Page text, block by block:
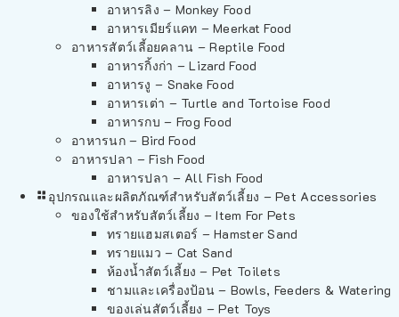
อาหารลิง – Monkey Food
อาหารเมียร์แคท – Meerkat Food
อาหารสัตว์เลี้อยคลาน – Reptile Food
อาหารกิ้งก่า – Lizard Food
อาหารงู – Snake Food
อาหารเต่า – Turtle and Tortoise Food
อาหารกบ – Frog Food
อาหารนก – Bird Food
อาหารปลา – Fish Food
อาหารปลา – All Fish Food
อุปกรณและผลิตภัณฑ์สำหรับสัตว์เลี้ยง – Pet Accessories
ของใช้สำหรับสัตว์เลี้ยง – Item For Pets
ทรายแฮมสเตอร์ – Hamster Sand
ทรายแมว – Cat Sand
ห้องน้ำสัตว์เลี้ยง – Pet Toilets
ชามและเครื่องป้อน – Bowls, Feeders & Watering
ของเล่นสัตว์เลี้ยง – Pet Toys